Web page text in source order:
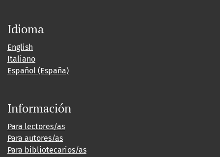
Idioma
English
Italiano
Español (España)
Información
Para lectores/as
Para autores/as
Para bibliotecarios/as